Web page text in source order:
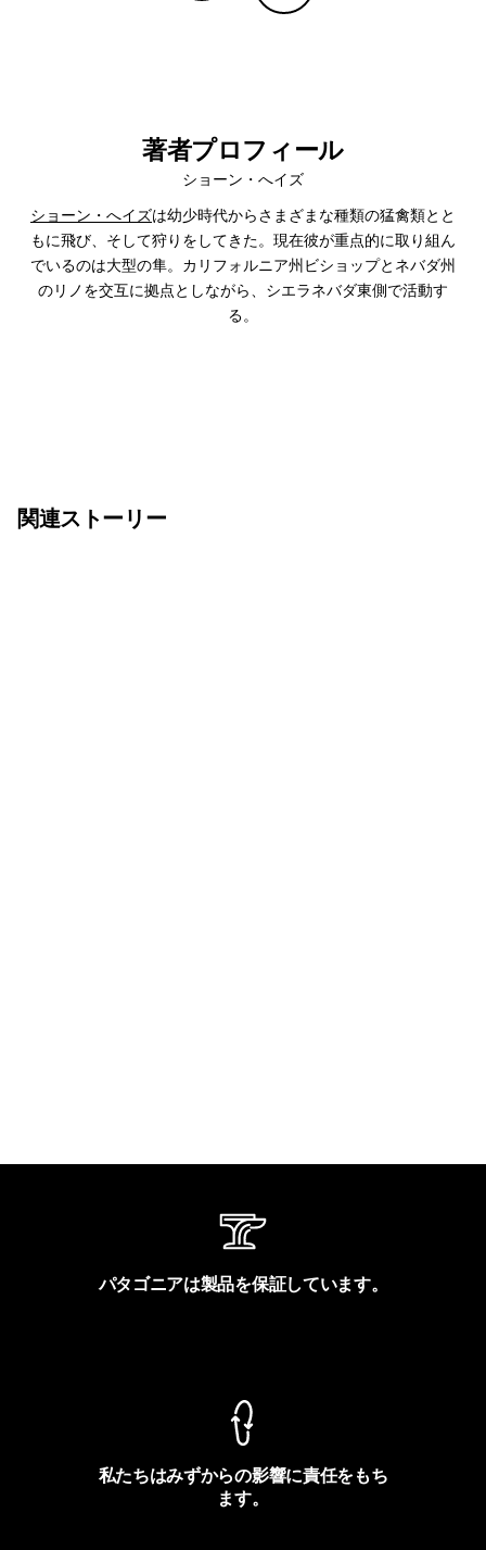
Copy Linkで共有する
著者プロフィール
ショーン・へイズ
ショーン・へイズは幼少時代からさまざまな種類の猛禽類とと
もに飛び、そして狩りをしてきた。現在彼が重点的に取り組ん
でいるのは大型の隼。カリフォルニア州ビショップとネバダ州
のリノを交互に拠点としながら、シエラネバダ東側で活動す
る。
関連ストーリー
パタゴニアは製品を保証しています。
私たちはみずからの影響に責任をもち
ます。